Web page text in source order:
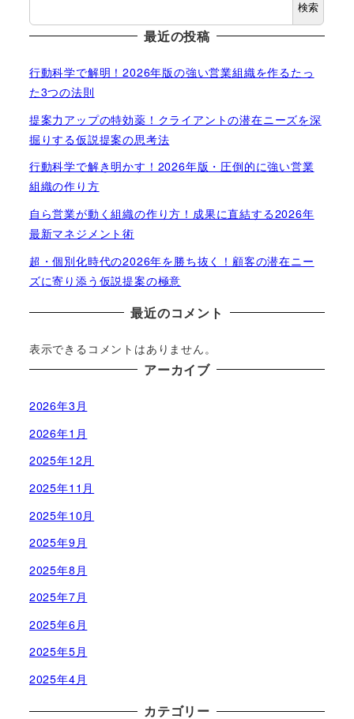
検索
最近の投稿
行動科学で解明！2026年版の強い営業組織を作るたっ
た3つの法則
提案力アップの特効薬！クライアントの潜在ニーズを深
掘りする仮説提案の思考法
行動科学で解き明かす！2026年版・圧倒的に強い営業
組織の作り方
自ら営業が動く組織の作り方！成果に直結する2026年
最新マネジメント術
超・個別化時代の2026年を勝ち抜く！顧客の潜在ニー
ズに寄り添う仮説提案の極意
最近のコメント
表示できるコメントはありません。
アーカイブ
2026年3月
2026年1月
2025年12月
2025年11月
2025年10月
2025年9月
2025年8月
2025年7月
2025年6月
2025年5月
2025年4月
カテゴリー